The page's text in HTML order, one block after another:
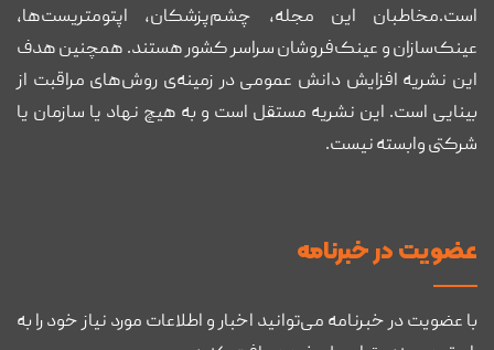
است.مخاطبان این مجله، چشم‌پزشکان، اپتومتریست‌ها،
عینک‌سازان و عینک‌فروشان سراسر کشور هستند. همچنین هدف
این نشریه افزایش دانش عمومی در زمینه‌ی روش‌های مراقبت از
بینایی است. این نشریه مستقل است و به هیچ نهاد یا سازمان یا
شرکتی وابسته نیست.
عضويت در خبرنامه
با عضویت در خبرنامه می‌توانید اخبار و اطلاعات مورد نیاز خود را به